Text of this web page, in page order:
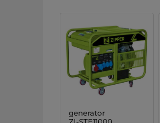
generator